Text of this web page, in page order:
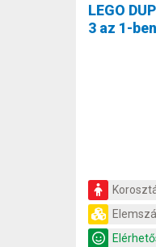
LEGO
3 az 1-